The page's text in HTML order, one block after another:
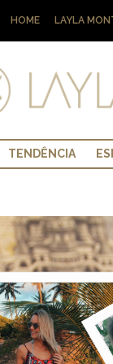
HOME LAYLA
TENDÊNCIA